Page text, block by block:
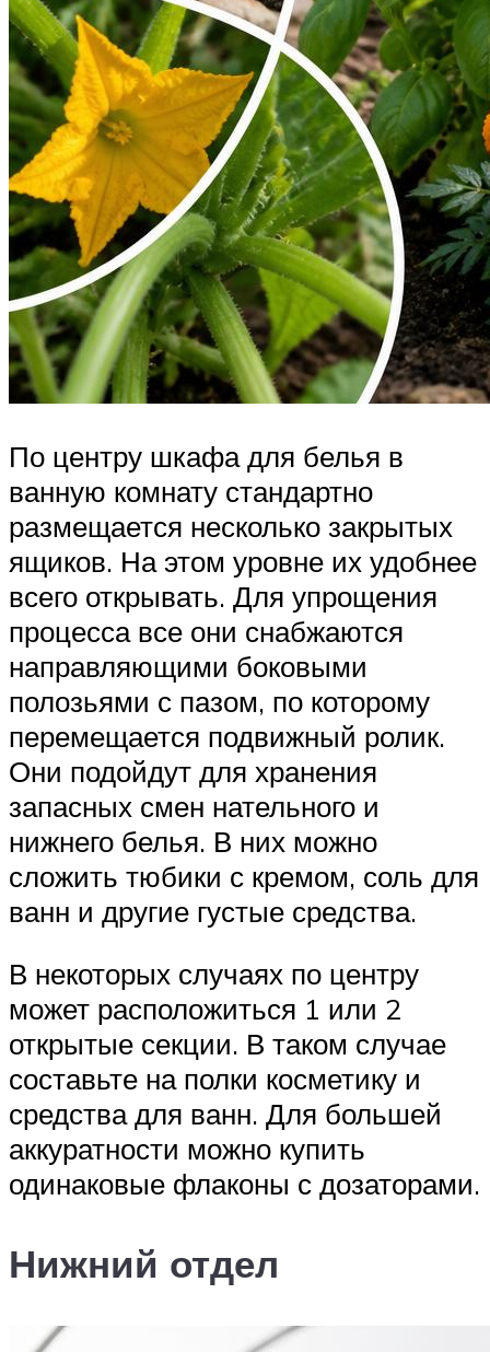
По центру шкафа для белья в
ванную комнату стандартно
размещается несколько закрытых
ящиков. На этом уровне их удобнее
всего открывать. Для упрощения
процесса все они снабжаются
направляющими боковыми
полозьями с пазом, по которому
перемещается подвижный ролик.
Они подойдут для хранения
запасных смен нательного и
нижнего белья. В них можно
сложить тюбики с кремом, соль для
ванн и другие густые средства.
В некоторых случаях по центру
может расположиться 1 или 2
открытые секции. В таком случае
составьте на полки косметику и
средства для ванн. Для большей
аккуратности можно купить
одинаковые флаконы с дозаторами.
Нижний отдел